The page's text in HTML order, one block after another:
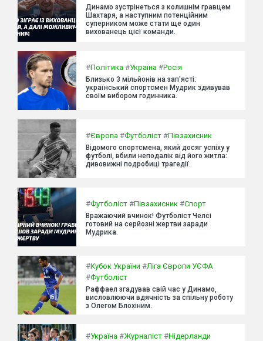
Динамо зустрінеться з колишнім гравцем
Шахтаря, а наступним потенційним
суперником може стати ще один
вихованець цієї команди.
#Політика #Україна #Росія
Близько 3 мільйонів на зап'ясті:
український спортсмен Мудрик здивував
своїм вибором годинника.
#Європа #Футболіст #Півзахисник
Відомого спортсмена, який досяг успіху у
футболі, вбили неподалік від його житла:
дивовижні подробиці трагедії.
#Футболіст #Півзахисник #Спорт
Вражаючий вчинок! Футболіст Челсі
готовий на серйозні жертви заради
Мудрика.
#Кубок України #Ліга Європи УЄФА
#Футболіст
Раффаел згадував свій час у Динамо,
висловлюючи вдячність за спільну роботу
з Олегом Блохіним.
#Україна #Журналіст #Нідерланди